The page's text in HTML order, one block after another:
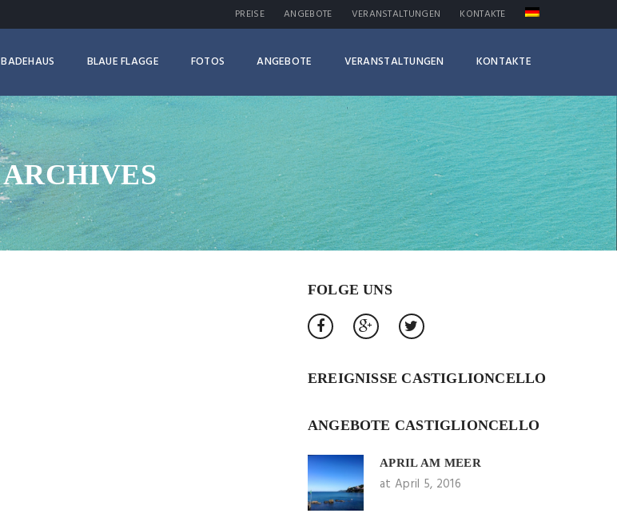
PREISE ANGEBOTE VERANSTALTUNGEN KONTAKTE
BADEHAUS BLAUE FLAGGE FOTOS ANGEBOTE VERANSTALTUNGEN KONTAKTE
ARCHIVES
FOLGE UNS
EREIGNISSE CASTIGLIONCELLO
ANGEBOTE CASTIGLIONCELLO
APRIL AM MEER
at April 5, 2016